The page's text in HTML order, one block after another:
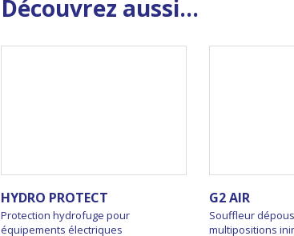
Découvrez aussi...
HYDRO PROTECT
Protection hydrofuge pour
équipements électriques
G2 AIR
Souffleur
multipositions